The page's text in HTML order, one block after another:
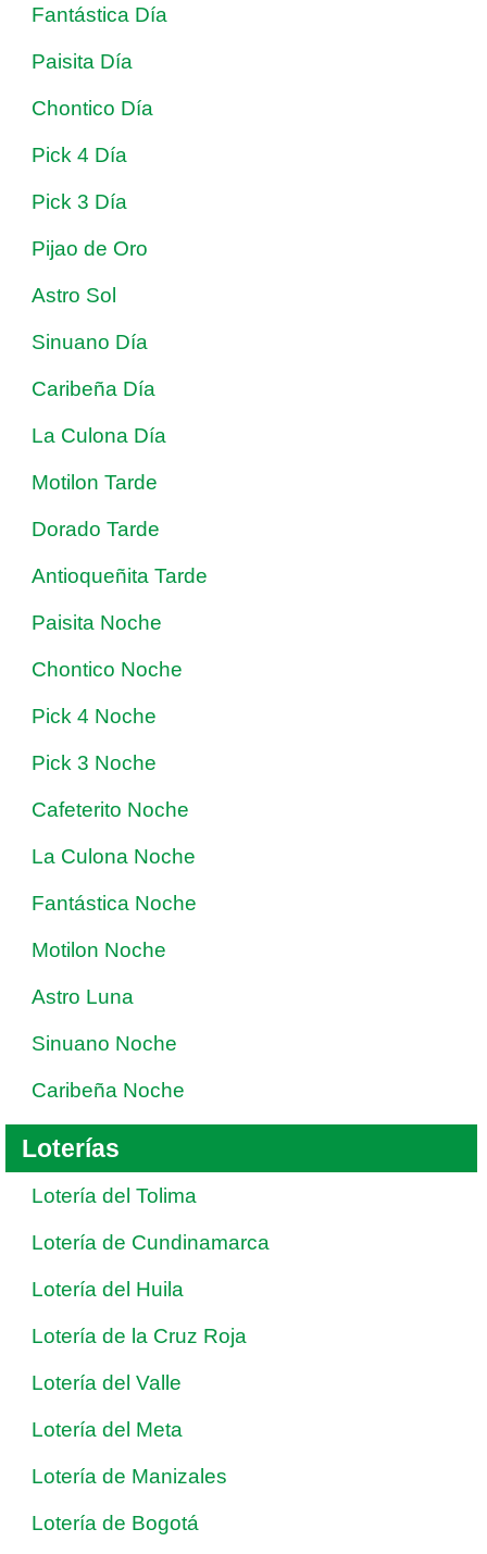
Fantástica Día
Paisita Día
Chontico Día
Pick 4 Día
Pick 3 Día
Pijao de Oro
Astro Sol
Sinuano Día
Caribeña Día
La Culona Día
Motilon Tarde
Dorado Tarde
Antioqueñita Tarde
Paisita Noche
Chontico Noche
Pick 4 Noche
Pick 3 Noche
Cafeterito Noche
La Culona Noche
Fantástica Noche
Motilon Noche
Astro Luna
Sinuano Noche
Caribeña Noche
Loterías
Lotería del Tolima
Lotería de Cundinamarca
Lotería del Huila
Lotería de la Cruz Roja
Lotería del Valle
Lotería del Meta
Lotería de Manizales
Lotería de Bogotá